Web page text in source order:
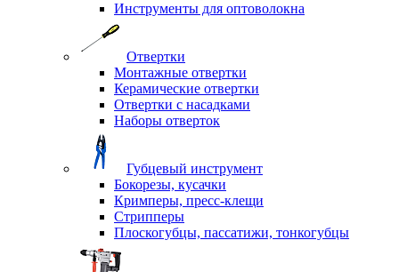
Инструменты для оптоволокна
Отвертки
Монтажные отвертки
Керамические отвертки
Отвертки с насадками
Наборы отверток
Губцевый инструмент
Бокорезы, кусачки
Кримперы, пресс-клещи
Стрипперы
Плоскогубцы, пассатижи, тонкогубцы